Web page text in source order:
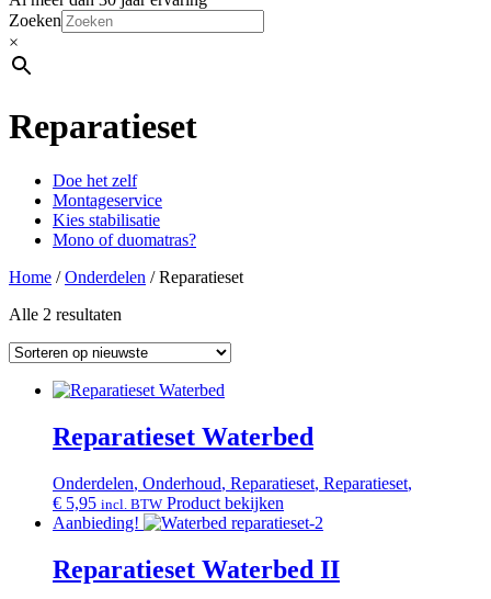
Zoeken
×
Reparatieset
Doe het zelf
Montageservice
Kies stabilisatie
Mono of duomatras?
Home /Onderdelen / Reparatieset
Alle 2 resultaten
Reparatieset Waterbed
Onderdelen, Onderhoud, Reparatieset, Reparatieset,
€ 5,95 incl. BTW Product bekijken
Aanbieding!
Reparatieset Waterbed II